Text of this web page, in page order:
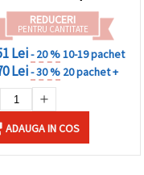
REDUCERI
PENTRU CANTITATE
Lei- 20 %10-19 pachet
Lei- 30 % 20 pachet +
ADAUGA IN COS